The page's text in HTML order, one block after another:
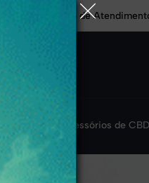
fazendo um pedido
Serviço de
Acessórios de CBD